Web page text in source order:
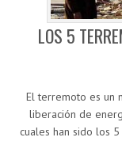
LOS 5
El terremoto es un
liberación de
cuales han sido los